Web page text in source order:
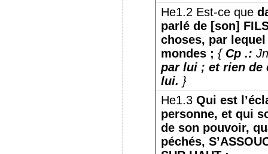
He1.2 Est-ce que
parlé de [son]
choses, par
mondes ; { Cp .:
par lui ; et rien de
lui. }
He1.3 Qui est
personne, et qui
de son pouvoir,
péchés,